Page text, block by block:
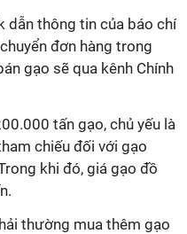
dẫn thông tin của báo chí
đơn hàng trong
gạo sẽ qua kênh Chính
tấn gạo, chủ yếu là
chiếu đối với gạo
khi đó, giá gạo đồ
thường mua thêm gạo